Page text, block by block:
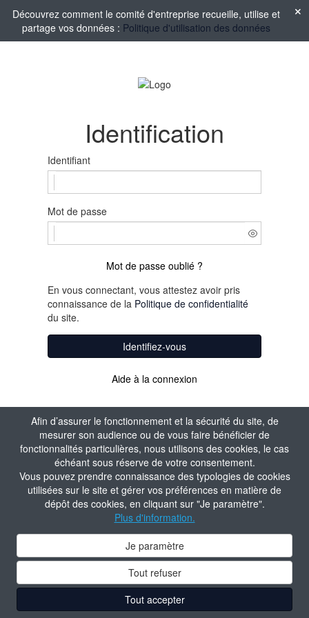
Afin d’assurer le fonctionnement et la sécurité du site, de
mesurer son audience ou de vous faire bénéficier de
fonctionnalités particulières, nous utilisons des cookies, le cas
échéant sous réserve de votre consentement.
Vous pouvez prendre connaissance des typologies de cookies
utilisées sur le site et gérer vos préférences en matière de
dépôt des cookies, en cliquant sur "Je paramètre".
Plus d'information.
Je paramètre
Tout refuser
Tout accepter
Découvrez comment le comité d'entreprise recueille, utilise et
partage vos données : Politique d'utilisation des données
Identification
Identifiant
Mot de passe
Mot de passe oublié ?
En vous connectant, vous attestez avoir pris
connaissance de la Politique de confidentialité
du site.
Identifiez-vous
Aide à la connexion